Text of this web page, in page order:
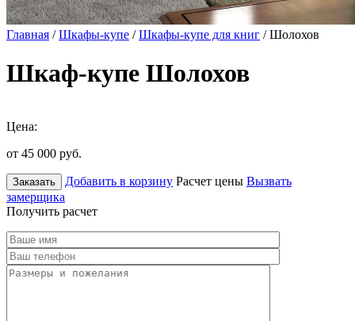
Главная /Шкафы-купе /Шкафы-купе для книг / Шолохов
Шкаф-купе Шолохов
Цена:
от 45 000 руб.
Заказать Добавить в корзину Расчет цены Вызвать
замерщика
Получить расчет